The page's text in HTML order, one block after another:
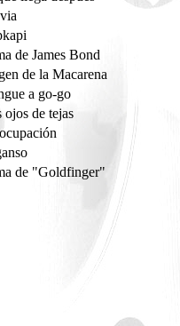
de James Bond
de la Macarena
a go-go
ojos de tejas
de "Goldfinger"